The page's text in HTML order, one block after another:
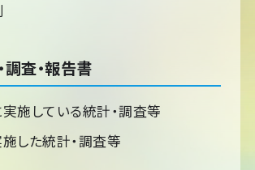
調査・報告書
施している統計・調査等
した統計・調査等